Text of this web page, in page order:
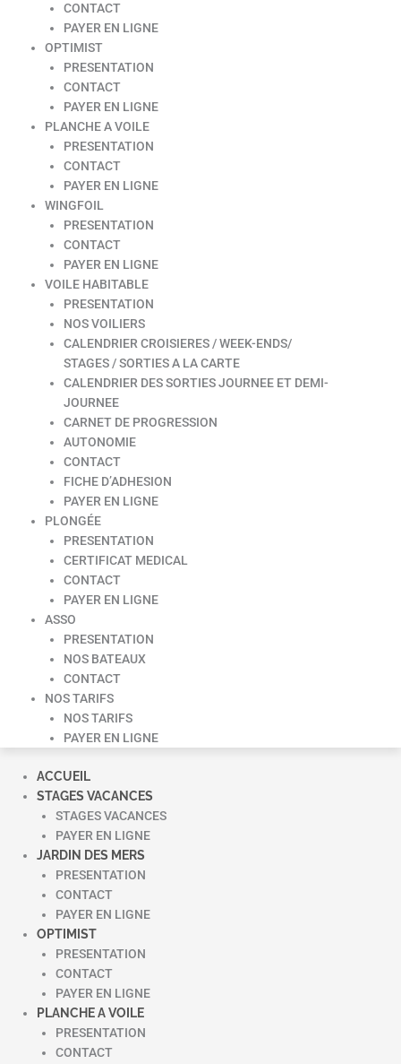
CONTACT
PAYER EN LIGNE
OPTIMIST
PRESENTATION
CONTACT
PAYER EN LIGNE
PLANCHE A VOILE
PRESENTATION
CONTACT
PAYER EN LIGNE
WINGFOIL
PRESENTATION
CONTACT
PAYER EN LIGNE
VOILE HABITABLE
PRESENTATION
NOS VOILIERS
CALENDRIER CROISIERES / WEEK-ENDS/
STAGES / SORTIES A LA CARTE
CALENDRIER DES SORTIES JOURNEE ET DEMI-
JOURNEE
CARNET DE PROGRESSION
AUTONOMIE
CONTACT
FICHE D’ADHESION
PAYER EN LIGNE
PLONGÉE
PRESENTATION
CERTIFICAT MEDICAL
CONTACT
PAYER EN LIGNE
ASSO
PRESENTATION
NOS BATEAUX
CONTACT
NOS TARIFS
NOS TARIFS
PAYER EN LIGNE
ACCUEIL
STAGES VACANCES
STAGES VACANCES
PAYER EN LIGNE
JARDIN DES MERS
PRESENTATION
CONTACT
PAYER EN LIGNE
OPTIMIST
PRESENTATION
CONTACT
PAYER EN LIGNE
PLANCHE A VOILE
PRESENTATION
CONTACT